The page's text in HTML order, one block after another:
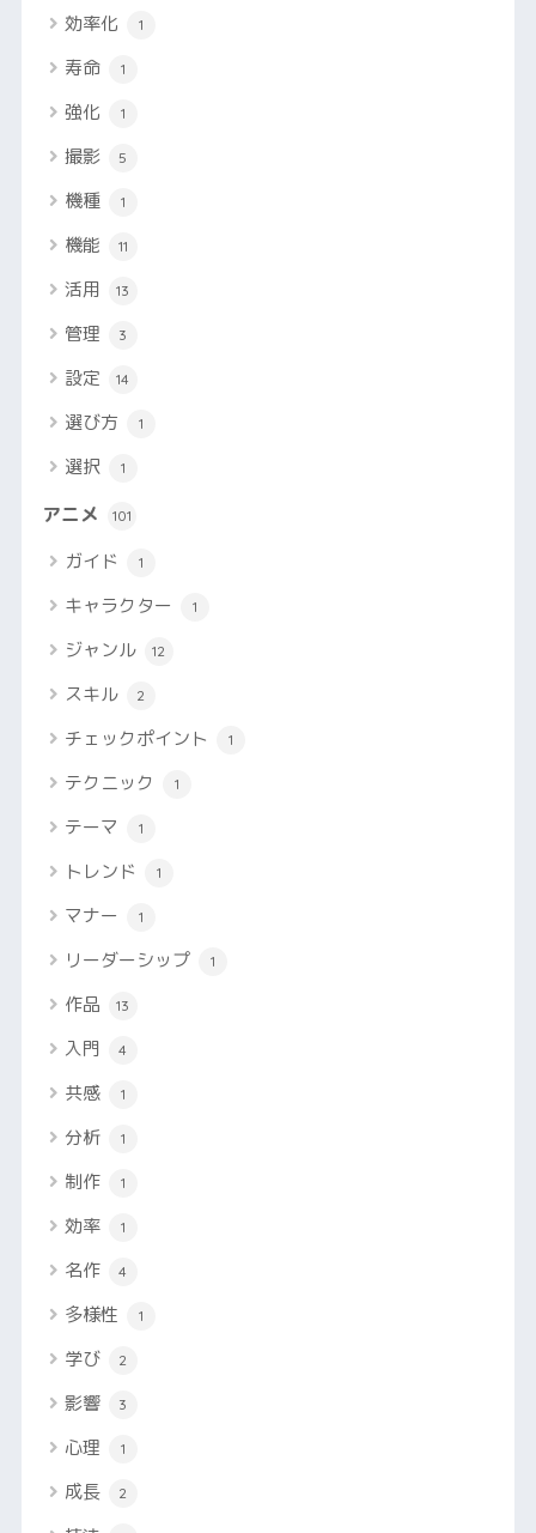
効率化 1
寿命 1
強化 1
撮影 5
機種 1
機能 11
活用 13
管理 3
設定 14
選び方 1
選択 1
アニメ 101
ガイド 1
キャラクター 1
ジャンル 12
スキル 2
チェックポイント 1
テクニック 1
テーマ 1
トレンド 1
マナー 1
リーダーシップ 1
作品 13
入門 4
共感 1
分析 1
制作 1
効率 1
名作 4
多様性 1
学び 2
影響 3
心理 1
成長 2